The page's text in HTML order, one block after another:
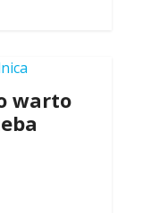
warto